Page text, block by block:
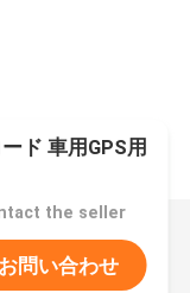
ド 車用GPS用
the seller
お問い合わせ